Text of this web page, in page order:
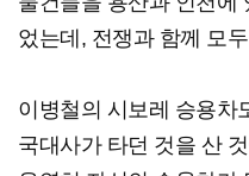
었는데, 전쟁과 함께 모
이병철의 시보레 승용차
국대사가 타던 것을 산